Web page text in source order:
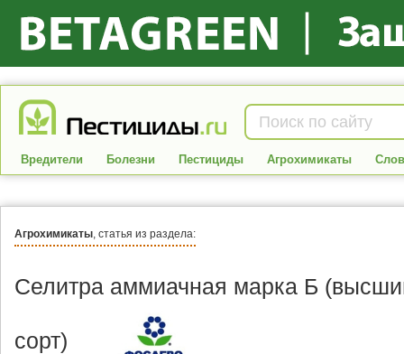
Вредители Болезни Пестициды Агрохимикаты
Агрохимикаты, статья из раздела:
Селитра аммиачная марка Б
сорт)